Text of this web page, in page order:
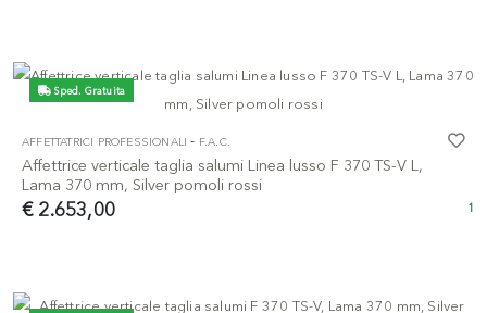
Sped. Gratuita
AFFETTATRICI PROFESSIONALI - F.A.C.
Affettrice verticale taglia salumi Linea lusso F 370 TS-V L,
Lama 370 mm, Silver pomoli rossi
€ 2.653,00 1